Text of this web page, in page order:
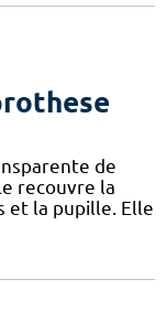
de
recouvre la
la pupille. Elle